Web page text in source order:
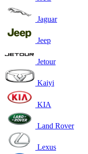
Jaguar
Jeep
Jetour
Kaiyi
KIA
Land Rover
Lexus